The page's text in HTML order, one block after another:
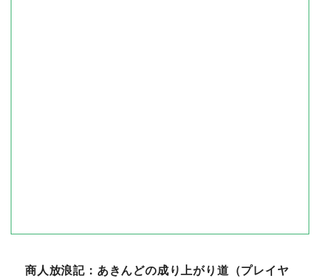
商人放浪記：あきんどの成り上がり道（プレイヤ